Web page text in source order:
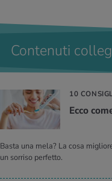
Contenuti
10
Ecco
Basta una mela? La cosa
un sorriso perfetto.